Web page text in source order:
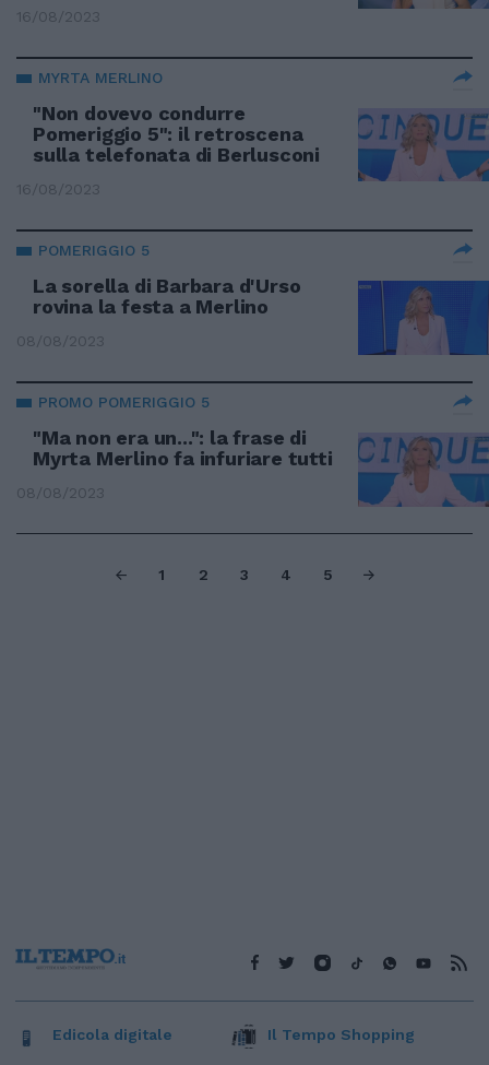
16/08/2023
MYRTA MERLINO
"Non dovevo condurre
Pomeriggio 5": il retroscena
sulla telefonata di Berlusconi
16/08/2023
POMERIGGIO 5
La sorella di Barbara d'Urso
rovina la festa a Merlino
08/08/2023
PROMO POMERIGGIO 5
"Ma non era un...": la frase di
Myrta Merlino fa infuriare tutti
08/08/2023
1 2 3 4 5
Edicola digitale Il Tempo Shopping